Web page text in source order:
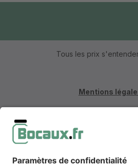
Tous les prix
Mentions